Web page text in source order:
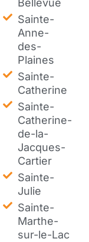
Bellevue
Sainte-
Anne-
des-
Plaines
Sainte-
Catherine
Sainte-
Catherine-
de-la-
Jacques-
Cartier
Sainte-
Julie
Sainte-
Marthe-
sur-le-Lac